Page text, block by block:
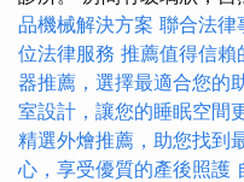
品機械解決方案 聯合法律
位法律服務 推薦值得信賴
器推薦，選擇最適合您的
室設計，讓您的睡眠空間
精選外燴推薦，助您找到
心，享受優質的產後照護